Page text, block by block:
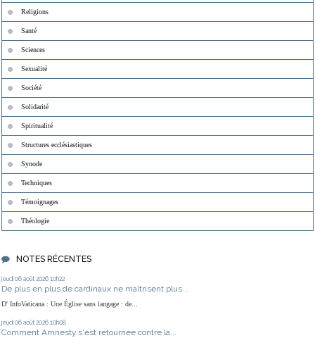
Religions
Santé
Sciences
Sexualité
Société
Solidarité
Spiritualité
Structures ecclésiastiques
Synode
Techniques
Témoignages
Théologie
NOTES RÉCENTES
jeudi 06 août 2026 10h22
De plus en plus de cardinaux ne maîtrisent plus...
D' InfoVaticana : Une Église sans langage : de...
jeudi 06 août 2026 10h08
Comment Amnesty s'est retournée contre la...